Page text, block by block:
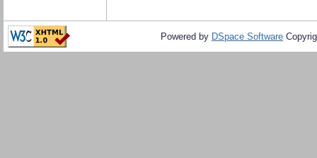
Powered by DSpace Software